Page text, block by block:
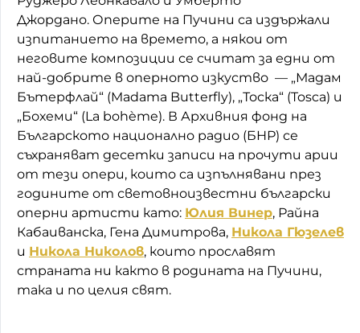
Джордано. Оперите на Пучини са издържали
изпитанието на времето, а някои от
неговите композиции се считат за едни от
най-добрите в оперното изкуство — „Мадам
Бътерфлай“ (Madama Butterfly), „Тоска“ (Tosca) и
„Бохеми“ (La bohème). В Архивния фонд на
Българското национално радио (БНР) се
съхраняват десетки записи на прочути арии
от тези опери, които са изпълнявани през
годините от световноизвестни български
оперни артисти като: Юлия Винер, Райна
Кабаиванска, Гена Димитрова, Никола Гюзелев
и Никола Николов, които прославят
страната ни както в родината на Пучини,
така и по целия свят.